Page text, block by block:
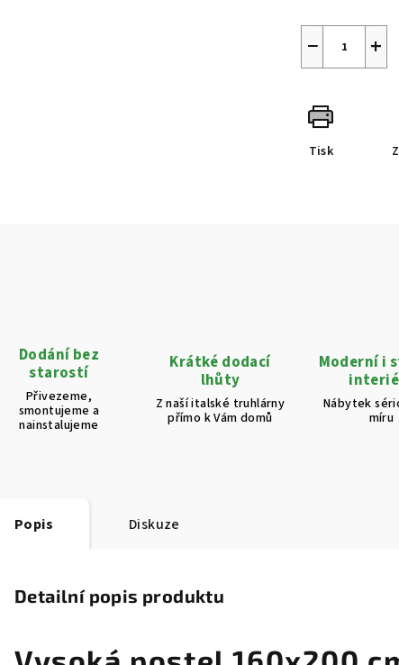
+
−
Tisk
Dodání bez
starostí
Přivezeme,
smontujeme a
nainstalujeme
Krátké dodací
lhůty
Z naší italské truhlárny
přímo k Vám domů
Moderní i
Nábytek
míru
Popis Diskuze
Detailní popis produktu